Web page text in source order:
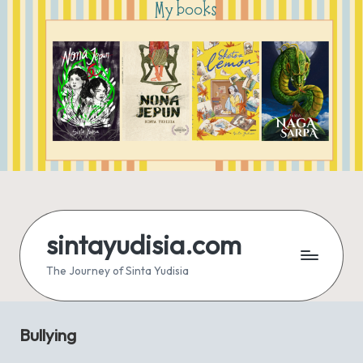
sintayudisia.com
The Journey of Sinta Yudisia
Bullying